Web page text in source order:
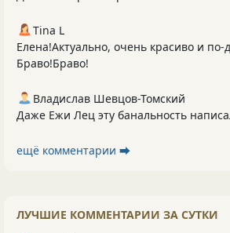
Tina L
Елена!Актуально, очень красиво и по-
Браво!Браво!
Владислав Шевцов-Томский
Даже Ежи Лец эту банальность
ещё комментарии ⮕
ЛУЧШИЕ КОММЕНТАРИИ ЗА СУТКИ